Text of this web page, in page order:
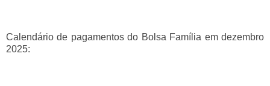
Calendário de pagamentos do Bolsa Família em dezembro
2025: